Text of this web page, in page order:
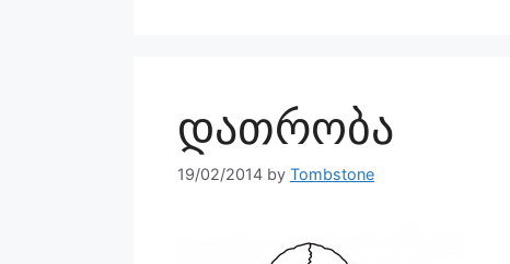
დათრობა
19/02/2014 by Tombstone